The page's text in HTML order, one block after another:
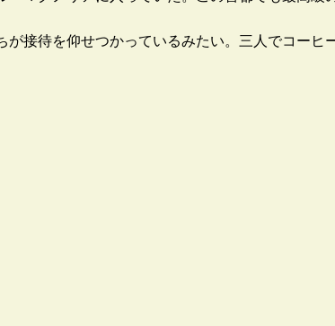
接待を仰せつかっているみたい。三人でコーヒ